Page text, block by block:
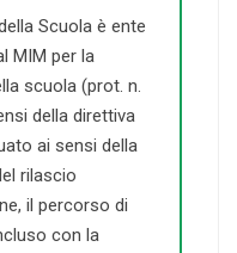
Scuola è ente
MIM per la
scuola (prot. n.
della direttiva
ai sensi della
rilascio
il percorso di
con la